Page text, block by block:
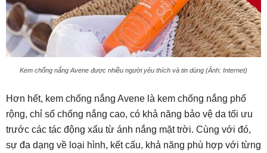
Kem chống nắng Avene được nhiều người yêu thích và tin dùng (Ảnh: Internet)
Hơn hết, kem chống nắng Avene là kem chống nắng phổ
rộng, chỉ số chống nắng cao, có khả năng bảo vệ da tối ưu
trước các tác động xấu từ ánh nắng mặt trời. Cùng với đó,
sự đa dạng về loại hình, kết cấu, khả năng phù hợp với từng